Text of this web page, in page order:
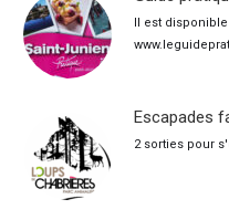
Il est
Escapades
2 sorties pour